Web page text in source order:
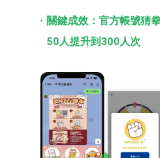
關鍵成效：官方帳號猜
50人提升到300人次